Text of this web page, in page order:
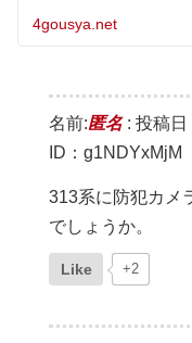
4gousya.net
名前:匿名: 投稿日
ID：g1NDYxMjM
313系に防犯カメ
でしょうか。
Like +2